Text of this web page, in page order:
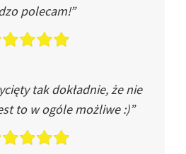
polecam!”
tak dokładnie, że nie
to w ogóle możliwe :)”